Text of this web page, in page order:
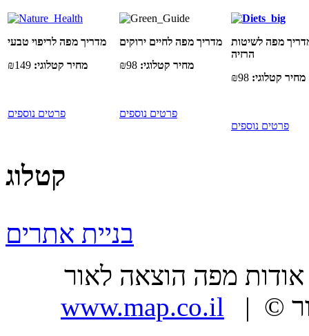
מדריך מפה לריפוי טבעי
מחיר קטלוגי: ₪149
פרטים נוספים
מדריך מפה לחיים ירוקים
מחיר קטלוגי: ₪98
פרטים נוספים
מפה לשיטות
הרזיה
מחיר קטלוגי: ₪98
פרטים נוספים
קטלוג
בניית אתרים
www.map.co.il | כל הזכויות שמורות, מפה הוצאה לאור ©